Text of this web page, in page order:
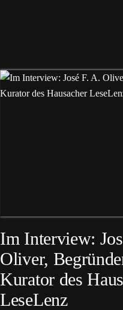
Im Interview:
Oliver,
Kurator des
LeseLenz